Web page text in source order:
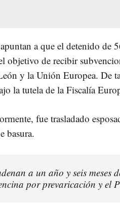
a que el detenido de
objetivo de recibir
y la Unión Europea. De
la tutela de la Fiscalía
fue trasladado
basura.
a un año y seis meses
por prevaricación y el